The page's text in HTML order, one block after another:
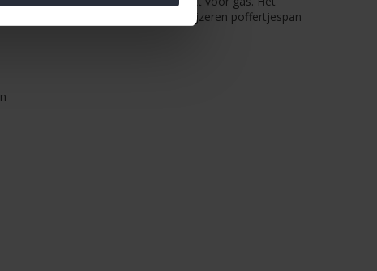
en inductie. Bovendien kan de gietijzeren poffertjespan